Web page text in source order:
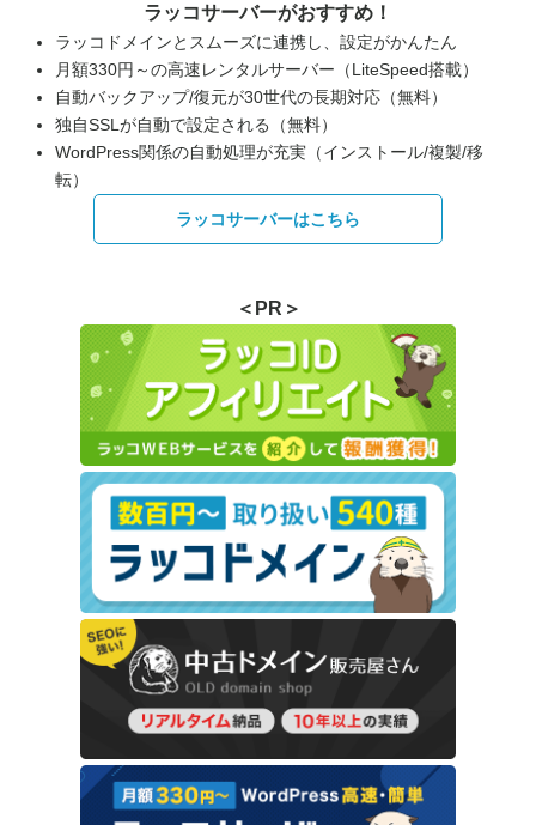
ラッコサーバーがおすすめ！
ラッコドメインとスムーズに連携し、設定がかんたん
月額330円～の高速レンタルサーバー（LiteSpeed搭載）
自動バックアップ/復元が30世代の長期対応（無料）
独自SSLが自動で設定される（無料）
WordPress関係の自動処理が充実（インストール/複製/移
転）
ラッコサーバーはこちら
＜PR＞